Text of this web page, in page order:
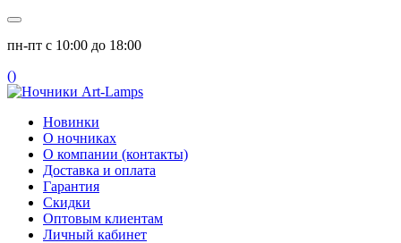
пн-пт с 10:00 до 18:00
()
Новинки
О ночниках
О компании (контакты)
Доставка и оплата
Гарантия
Скидки
Оптовым клиентам
Личный кабинет